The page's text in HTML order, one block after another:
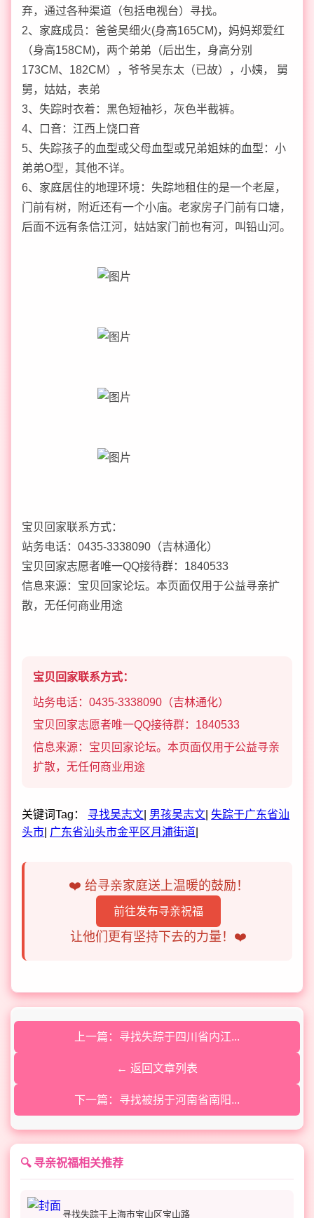
弃，通过各种渠道（包括电视台）寻找。
2、家庭成员：爸爸吴细火(身高165CM)，妈妈郑爱红
（身高158CM)，两个弟弟（后出生，身高分别
173CM、182CM），爷爷吴东太（已故），小姨， 舅
舅，姑姑，表弟
3、失踪时衣着：黑色短袖衫，灰色半截裤。
4、口音：江西上饶口音
5、失踪孩子的血型或父母血型或兄弟姐妹的血型：小
弟弟O型，其他不详。
6、家庭居住的地理环境：失踪地租住的是一个老屋，
门前有树，附近还有一个小庙。老家房子门前有口塘，
后面不远有条信江河，姑姑家门前也有河，叫铅山河。
宝贝回家联系方式：
站务电话：0435-3338090（吉林通化）
宝贝回家志愿者唯一QQ接待群：1840533
信息来源：宝贝回家论坛。本页面仅用于公益寻亲扩
散，无任何商业用途
宝贝回家联系方式：
站务电话：0435-3338090（吉林通化）
宝贝回家志愿者唯一QQ接待群：1840533
信息来源：宝贝回家论坛。本页面仅用于公益寻亲
扩散，无任何商业用途
关键词Tag： 寻找吴志文 男孩吴志文 |失踪于广东省汕
头市 广东省汕头市金平区月浦街道
❤️ 给寻亲家庭送上温暖的鼓励！
前往发布寻亲祝福
让他们更有坚持下去的力量！❤️
上一篇：寻找失踪于四川省内江...
← 返回文章列表
下一篇：寻找被拐于河南省南阳...
🔍 寻亲祝福相关推荐
寻找失踪于上海市宝山区宝山路